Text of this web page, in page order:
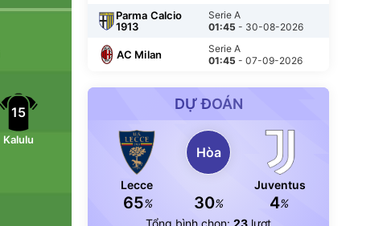
15
Kalulu
Serie A
01:45 - 30-08-2026
Parma Calcio
1913
Serie A
01:45 - 07-09-2026
AC Milan
DỰ ĐOÁN
Lecce
Hòa
Juventus
65% 30% 4%
Tổng bình chọn: 23 lượt